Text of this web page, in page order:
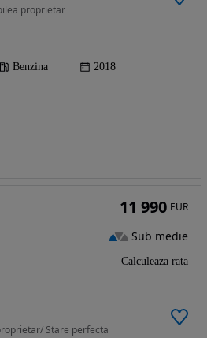
proprietar
Benzina 2018
Stare perfecta
11 990 EUR
Sub medie
Calculeaza rata